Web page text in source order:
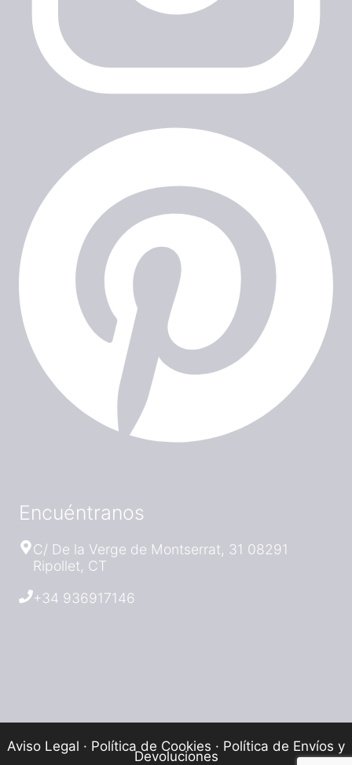
Encuéntranos
C/ De la Verge de Montserrat, 31 08291
Ripollet, CT
+34 936917146
Aviso Legal · Política de Cookies · Política de Envíos y
Devoluciones